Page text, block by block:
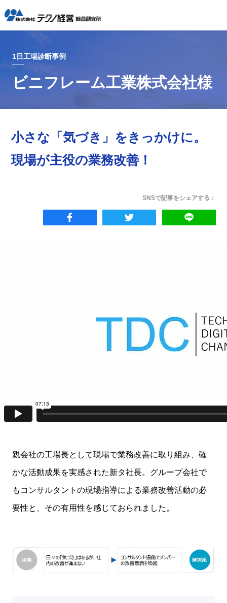
1日工場診断事例
ビニフレーム工業株式会社様
小さな「気づき」をきっかけに。
現場が主役の業務改善！
SNSで記事をシェアする：
親会社の工場長として現場で業務改善に取り組み、確
かな活動成果を実感された新タ社長。グループ会社で
もコンサルタントの現場指導による業務改善活動の必
要性と、その有用性を感じておられました。